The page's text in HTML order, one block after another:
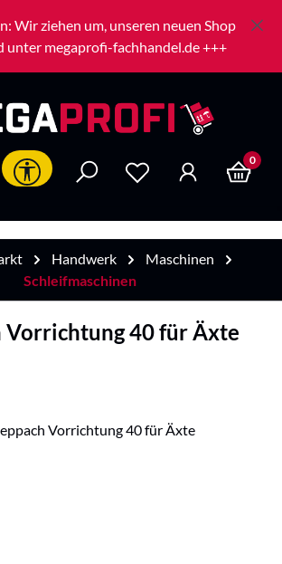
Wir ziehen um, unseren neuen Shop
unter megaprofi-fachhandel.de +++
Werkzeugleiste anzeigen 0
Handwerk
Maschinen
Schleifmaschinen
Vorrichtung 40 für Äxte